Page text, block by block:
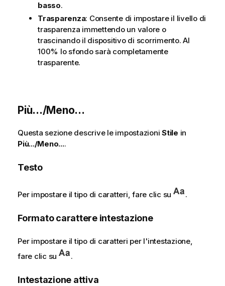
basso.
Trasparenza: Consente di impostare il livello di
trasparenza immettendo un valore o
trascinando il dispositivo di scorrimento. Al
100% lo sfondo sarà completamente
trasparente.
Più.../Meno...
Questa sezione descrive le impostazioni Stile in
Più.../Meno....
Testo
Per impostare il tipo di caratteri, fare clic su .
Formato carattere intestazione
Per impostare il tipo di caratteri per l'intestazione,
fare clic su
.
Intestazione attiva